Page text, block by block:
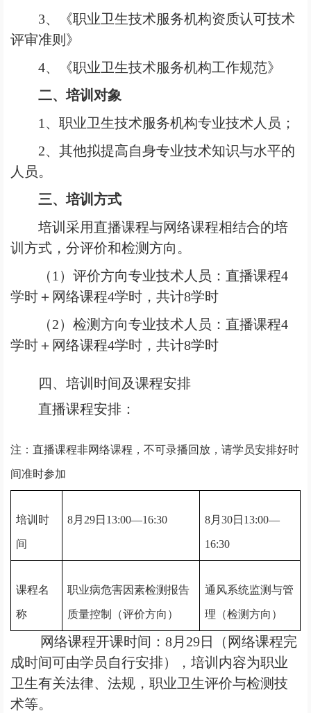
3、《职业卫生技术服务机构资质认可技术
评审准则》
4、《职业卫生技术服务机构工作规范》
二、培训对象
1 、职业卫生技术服务机构专业技术人员；
2、其他拟提高自身专业技术知识与水平的
人员。
三、培训方式
培训采用直播课程与网络课程相结合的培
训方式，分评价和检测方向。
（1） 评价方向专业技术人员：直播课程4
学时＋网络课程4学时，共计8学时
（2） 检测方向专业技术人员：直播课程4
学时＋网络课程4学时，共计8学时
四、 培训时间及课程安排
直播课程安排：
注：直播课程非网络课程，不可录播回放，请学员安排好时
间准时参加
培训时
间
8月29日13:00—16:30 8月30日13:00—
16:30
课程名
称
职业病危害因素检测报告
质量控制（评价方向）
通风系统监测与管
理（检测方向）
网络课程开课时间：8月29日（网络课程完
成时间可由学员自行安排）， 培训内容为职业
卫生有关法律、法规，职业卫生评价与检测技
术等。